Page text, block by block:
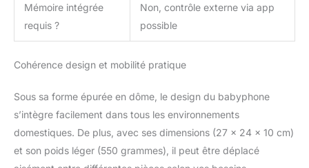
Mémoire intégrée
requis ?
Non, contrôle externe via app
possible
Cohérence design et mobilité pratique
Sous sa forme épurée en dôme, le design du babyphone
s’intègre facilement dans tous les environnements
domestiques. De plus, avec ses dimensions (27 x 24 x 10 cm)
et son poids léger (550 grammes), il peut être déplacé